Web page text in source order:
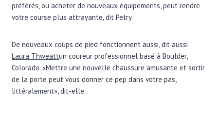
préférés, ou acheter de nouveaux équipements, peut rendre
votre course plus attrayante, dit Petry.
De nouveaux coups de pied fonctionnent aussi, dit aussi
Laura Thweattun coureur professionnel basé à Boulder,
Colorado. «Mettre une nouvelle chaussure amusante et sortir
de la porte peut vous donner ce pep dans votre pas,
littéralement», dit-elle.